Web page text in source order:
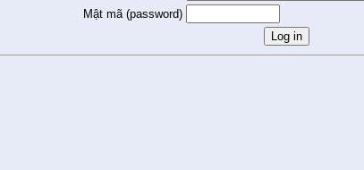
Mật mã (password)